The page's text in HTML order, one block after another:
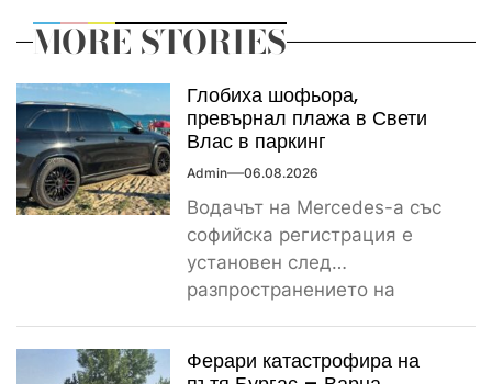
MORE STORIES
Глобиха шофьора,
превърнал плажа в Свети
Влас в паркинг
Admin 06.08.2026
Водачът на Mercedes-а със
софийска регистрация е
установен след
разпространението на
1000...
Ферари катастрофира на